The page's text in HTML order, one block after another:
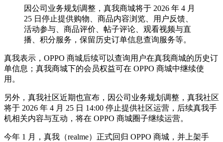
因公司业务规划调整，真我商城将于 2026 年 4 月
25 日停止提供购物、商品内容浏览、用户反馈、
活动参与、商品评价、帖子评论、观看视频与直
播、积分服务，保留历史订单信息查询服务等。
真我表示，OPPO 商城后续可以查询用户在真我商城的历史订
单信息；真我商城下的会员权益可在 OPPO 商城中继续使
用。
另外，真我社区近期也宣布，因公司业务规划调整，真我社区
将于 2026 年 4 月 25 日 14:00 停止提供社区运营，后续真我手
机相关内容与互动，将在 OPPO 商城圈子继续运营。
今年 1 月，真我（realme）正式回归 OPPO 商城，并上架手